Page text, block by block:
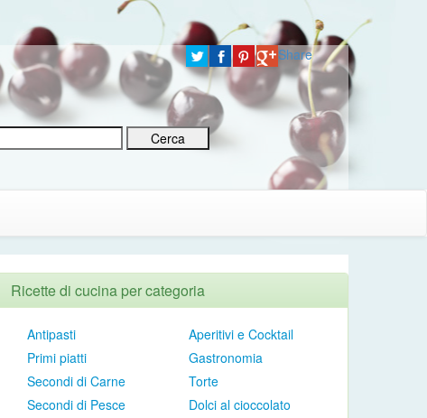
Share
Ricette di cucina per categoria
Antipasti
Primi piatti
Secondi di Carne
Secondi di Pesce
Aperitivi e Cocktail
Gastronomia
Torte
Dolci al cioccolato